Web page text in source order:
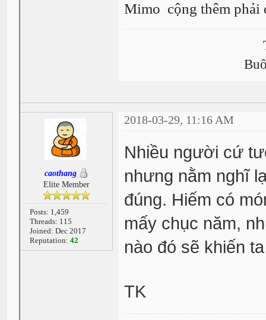
Mimo cộng thêm phải
caothang
Elite Member
Posts: 1,459
Threads: 115
Joined: Dec 2017
Reputation: 42
2018-03-29, 11:16 AM
Nhiều người cứ
nhưng nằm nghĩ
đúng. Hiếm có
mấy chục năm,
nào đó sẽ khiến
TK